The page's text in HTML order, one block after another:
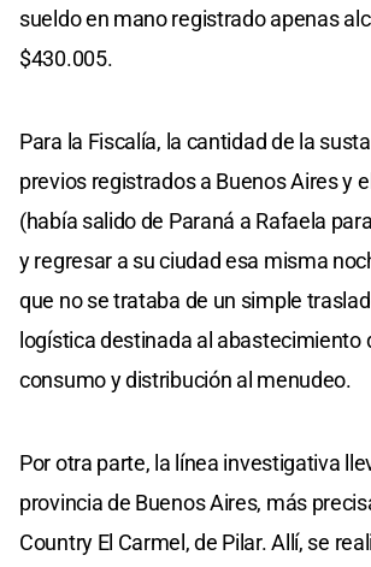
sueldo en mano registrado apenas
$430.005.
Para la Fiscalía, la cantidad de la
previos registrados a Buenos Aires y
(había salido de Paraná a Rafaela
y regresar a su ciudad esa misma
que no se trataba de un simple
logística destinada al abastecimiento
consumo y distribución al menudeo.
Por otra parte, la línea investigativa
provincia de Buenos Aires, más
Country El Carmel, de Pilar. Allí, se